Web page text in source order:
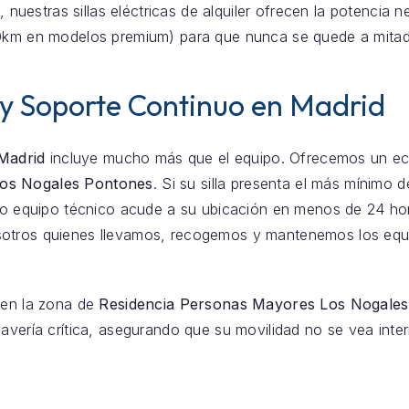
, nuestras sillas eléctricas de alquiler ofrecen la potencia
en modelos premium) para que nunca se quede a
Soporte Continuo en Madrid
incluye mucho más que el equipo. Ofrecemos un
Nogales Pontones. Si su silla presenta el más mínimo
equipo técnico acude a su ubicación en menos de 24
quienes llevamos, recogemos y mantenemos los
la zona de Residencia Personas Mayores Los
crítica, asegurando que su movilidad no se vea